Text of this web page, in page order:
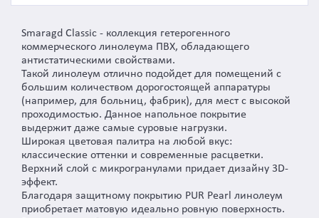
Smaragd Classic - коллекция гетерогенного
коммерческого линолеума ПВХ, обладающего
антистатическими свойствами.
Такой линолеум отлично подойдет для помещений с
большим количеством дорогостоящей аппаратуры
(например, для больниц, фабрик), для мест с высокой
проходимостью. Данное напольное покрытие
выдержит даже самые суровые нагрузки.
Широкая цветовая палитра на любой вкус:
классические оттенки и современные расцветки.
Верхний слой с микрогранулами придает дизайну 3D-
эффект.
Благодаря защитному покрытию PUR Pearl линолеум
приобретает матовую идеально ровную поверхность.